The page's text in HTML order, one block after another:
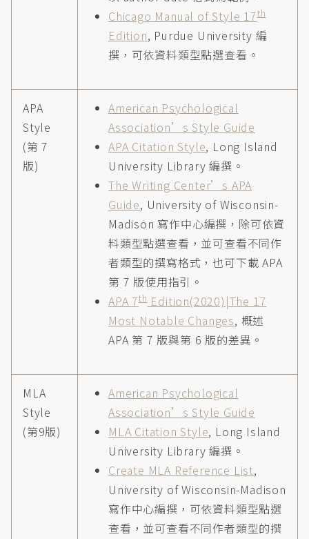
Chicago Manual of Style 17th
Edition, Purdue University 編
撰，可依資料類型點選查看。
APA
Style
(第 7
版)
American Psychological
Association’s Style Guide
APA Citation Style, Long Island
University Library 編撰。
The Writing Center’s APA
Guide, University of Wisconsin-
Madison 寫作中心編撰，除可依資
料類型點選查看，並可查看不同作
者類型的撰寫格式，也可下載 APA
第 7 版使用指引。
APA 7thEdition(2020)|The 17
Most Notable Changes, 概述
APA 第 7 版與第 6 版的差異。
MLA
Style
(第9版)
American Psychological
Association’s Style Guide
MLA Citation Style, Long Island
University Library 編撰。
Create MLA Reference List,
University of Wisconsin-Madison
寫作中心編撰，可依資料類型點選
查看，並可查看不同作者類型的撰